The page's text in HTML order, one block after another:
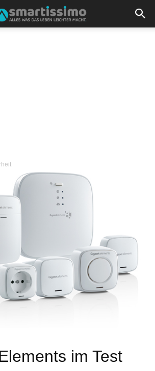
im Test